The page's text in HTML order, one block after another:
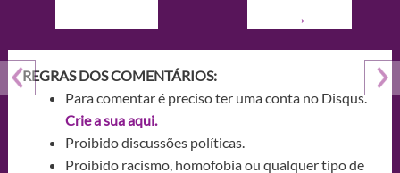
→
REGRAS DOS COMENTÁRIOS:
Para comentar é preciso ter uma conta no Disqus.
Crie a sua aqui.
Proibido discussões políticas.
Proibido racismo, homofobia ou qualquer tipo de